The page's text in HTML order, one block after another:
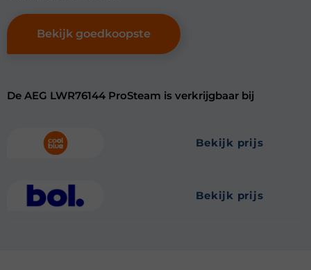
Bekijk goedkoopste
De AEG LWR76144 ProSteam is verkrijgbaar bij
bekijk prijs
bekijk prijs